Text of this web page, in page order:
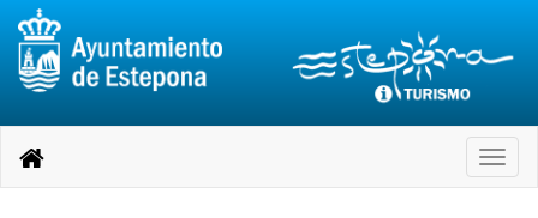
página
Toggle
Destino:
Volver